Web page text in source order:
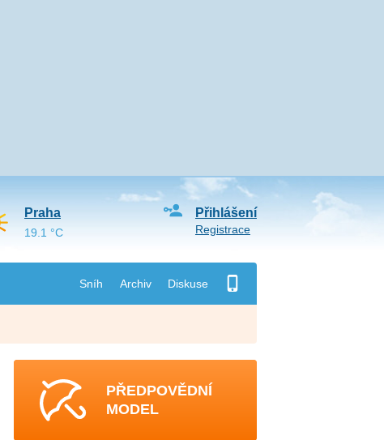
Sníh Archiv Diskuse
Přihlášení
Registrace
Praha
19.1 °C
PŘEDPOVĚDNÍ
MODEL